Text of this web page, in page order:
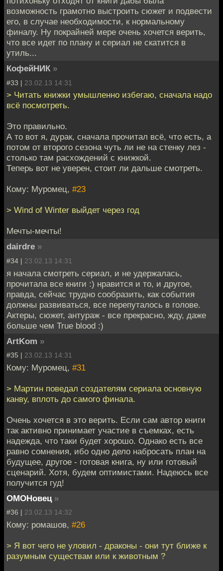
возможность грамотно выстроить сюжет и подвести
его, в случае необходимости, к нормальному
финалу. Ну покрайней мере очень хочется верить,
что все идет по плану и сериал не скатится в
утиль...
КофейНИК »
#33 | 23.02.13 14:31
> Читать книжки умышленно избегаю, сначала надо
всё посмотреть.
Это правильно.
А то вот я, дурак, сначала прочитал всё, что есть, а
потом от второго сезона чуть ли не на стенку лез -
столько там расхождений с книжкой.
Теперь вот не уверен, стоит ли дальше смотреть.
Кому: Муромец, #23
> Wind of Winter выйдет через год
Мечты-мечты!
dairdre »
#34 | 23.02.13 14:31
я начала смотреть сериал, и не удержалась,
прочитала все книги :) нравится и то, и другое,
правда, сейчас трудно сообразить, как события
должны развиваться, все перепуталось в голове.
Актеры, сюжет, антураж - все прекрасно, жду, даже
больше чем True blood :)
ArtKom »
#35 | 23.02.13 14:31
Кому: Муромец, #31
> Мартин поведал создателям сериала основную
канву, вплоть до самого финала.
Очень хочется в это верить. Если сам автор книги
так активно принимает участие в съемках, есть
надежда, что таки будет хорошо. Однако есть все
равно сомнения, ибо одно дело набросать план на
будущее, другое - готовая книга, ну или готовый
сценарий. Хотя, будем оптимистами. Надеюсь все
получится гуд!
ОМОНовец »
#36 | 23.02.13 14:32
Кому: ромашов, #26
> Я вот чего не уловил - драконы - они тут ближе к
разумным существам или к животным ?